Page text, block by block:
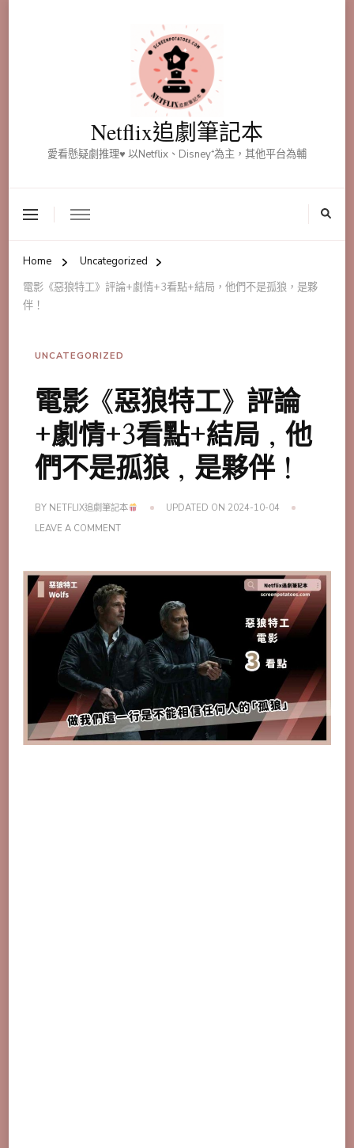
Netflix追劇筆記本
愛看懸疑劇推理♥ 以Netflix、Disney⁺為主，其他平台為輔
Home
Uncategorized
電影《惡狼特工》評論+劇情+3看點+結局，他們不是孤狼，是夥
伴！
UNCATEGORIZED
電影《惡狼特工》評論
+劇情+3看點+結局，他
們不是孤狼，是夥伴！
BY NETFLIX追劇筆記本 UPDATED ON 2024-10-04
LEAVE A COMMENTON
狼
特
工》
評
論
+劇
情
+3
看
點
+結
局，
他
們